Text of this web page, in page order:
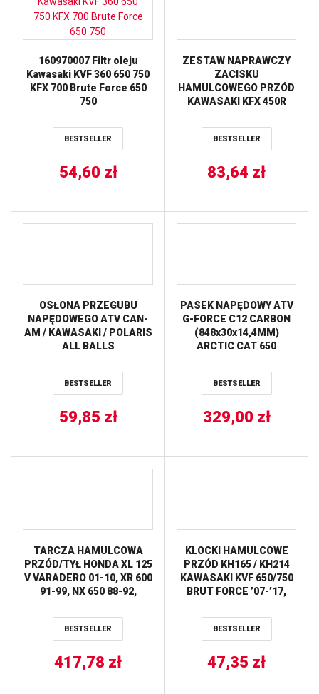
160970007 Filtr oleju
Kawasaki KVF 360 650 750
KFX 700 Brute Force 650
750
BESTSELLER
54,60 zł
ZESTAW NAPRAWCZY
ZACISKU
HAMULCOWEGO PRZÓD
KAWASAKI KFX 450R
BESTSELLER
83,64 zł
OSŁONA PRZEGUBU
NAPĘDOWEGO ATV CAN-
AM / KAWASAKI / POLARIS
ALL BALLS
BESTSELLER
59,85 zł
PASEK NAPĘDOWY ATV
G-FORCE C12 CARBON
(848x30x14,4MM)
ARCTIC CAT 650
FORCE 650 ’05-’13, 750
’05-’18,KFX 700
360/650/700 ’03-’13,
TERYX 750
EIGER/KING QUAD 400
’02-’19 (19C3218)
BESTSELLER
329,00 zł
TARCZA HAMULCOWA
PRZÓD/TYŁ HONDA XL 125
V VARADERO 01-10, XR 600
91-99, NX 650 88-92,
SUZUKI LTZ 400 03-, TRW
LUCAS
BESTSELLER
417,78 zł
KLOCKI HAMULCOWE
PRZÓD KH165 / KH214
KAWASAKI KVF 650/750
BRUT FORCE ’07-’17,
YAMAHA YFM 700
’06-’18, TYŁ XTZ 750
SUZUKI DR 800 BIG
’91-’97 NEWFREN
BESTSELLER
47,35 zł